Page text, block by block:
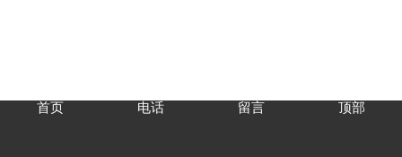
首页 电话 留言 顶部